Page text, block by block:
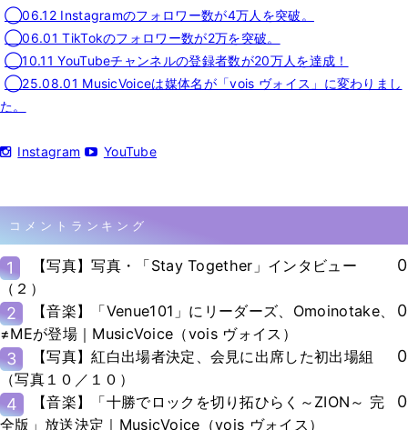
◯06.12 Instagramのフォロワー数が4万人を突破。
◯06.01 TikTokのフォロワー数が2万を突破。
◯10.11 YouTubeチャンネルの登録者数が20万人を達成！
◯25.08.01 MusicVoiceは媒体名が「vois ヴォイス」に変わりまし
た。
Instagram YouTube
コメントランキング
1
【写真】写真・「Stay Together」インタビュー
（２）
0
2
【音楽】「Venue101」にリーダーズ、Omoinotake、
≠MEが登場｜MusicVoice（vois ヴォイス）
0
3
【写真】紅白出場者決定、会見に出席した初出場組
（写真１０／１０）
0
4
【音楽】「十勝でロックを切り拓ひらく～ZION～ 完
全版」放送決定｜MusicVoice（vois ヴォイス）
0